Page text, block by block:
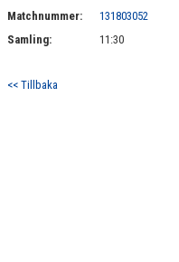
Matchnummer:
131803052
Samling:
11:30
<< Tillbaka